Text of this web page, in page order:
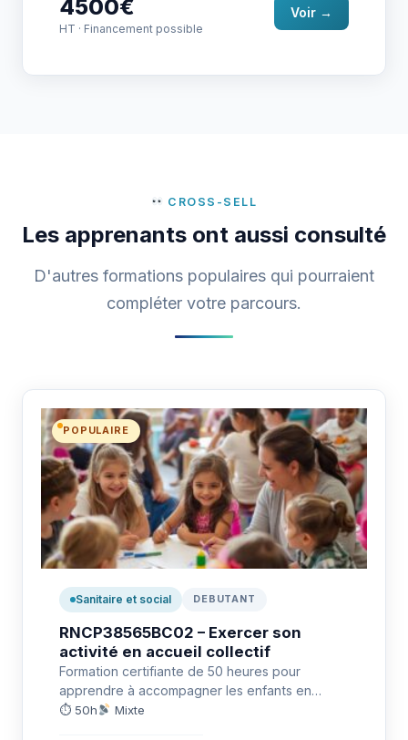
4500€
HT · Financement possible
Voir →
CROSS-SELL
Les apprenants ont aussi consulté
D'autres formations populaires qui pourraient
compléter votre parcours.
POPULAIRE
Sanitaire et social DEBUTANT
RNCP38565BC02 – Exercer son
activité en accueil collectif
Formation certifiante de 50 heures pour
apprendre à accompagner les enfants en
accueil collectif. Elle développe les
⏱ 50h Mixte